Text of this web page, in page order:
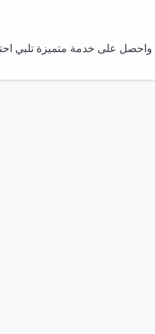
واحصل على خدمة متميزة تلبي